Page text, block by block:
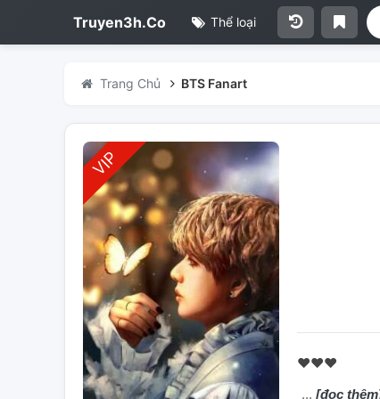
Truyen3h.Co Thể loại
Trang Chủ BTS Fanart
❤❤❤
[đọc